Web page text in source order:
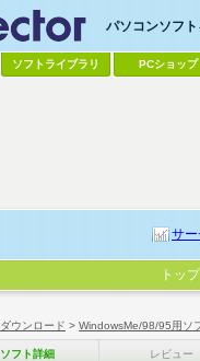
ダウンロード > WindowsMe/98/95用ソ
ソフト詳細 レビュー
パソコンソフ
ソフトライブラリ PCショップ
サー
トップ